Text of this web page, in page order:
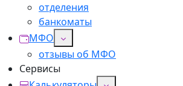
отделения
банкоматы
МФО
отзывы об МФО
Сервисы